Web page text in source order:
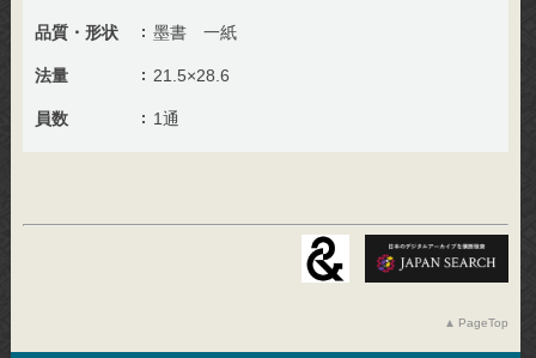
品質・形状 墨書 一紙
法量 21.5×28.6
員数 1通
PageTop